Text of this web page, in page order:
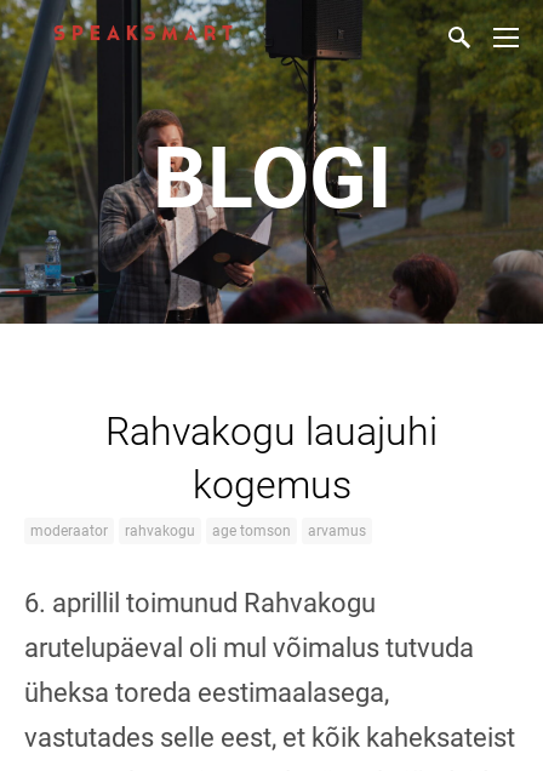
BLOGI
Rahvakogu lauajuhi
kogemus
moderaator rahvakogu age tomson arvamus
6. aprillil toimunud Rahvakogu
arutelupäeval oli mul võimalus tutvuda
üheksa toreda eestimaalasega,
vastutades selle eest, et kõik kaheksateist